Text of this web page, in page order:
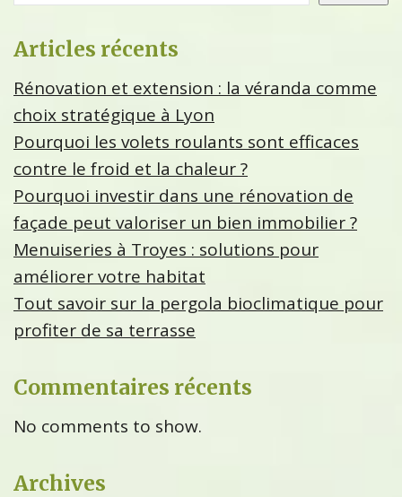
Articles récents
Rénovation et extension : la véranda comme
choix stratégique à Lyon
Pourquoi les volets roulants sont efficaces
contre le froid et la chaleur ?
Pourquoi investir dans une rénovation de
façade peut valoriser un bien immobilier ?
Menuiseries à Troyes : solutions pour
améliorer votre habitat
Tout savoir sur la pergola bioclimatique pour
profiter de sa terrasse
Commentaires récents
No comments to show.
Archives